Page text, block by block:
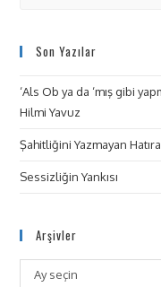
Son Yazılar
‘Als Ob ya da ‘mış gibi
Hilmi Yavuz
Şahitliğini Yazmayan
Sessizliğin Yankısı
Arşivler
Ay seçin